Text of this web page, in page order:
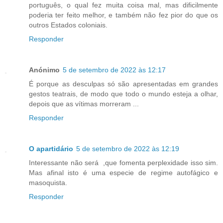
português, o qual fez muita coisa mal, mas dificilmente
poderia ter feito melhor, e também não fez pior do que os
outros Estados coloniais.
Responder
Anónimo 5 de setembro de 2022 às 12:17
É porque as desculpas só são apresentadas em grandes
gestos teatrais, de modo que todo o mundo esteja a olhar,
depois que as vítimas morreram ...
Responder
O apartidário 5 de setembro de 2022 às 12:19
Interessante não será ,que fomenta perplexidade isso sim.
Mas afinal isto é uma especie de regime autofágico e
masoquista.
Responder